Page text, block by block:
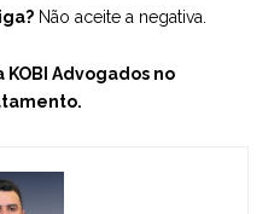
Não aceite a negativa.
Advogados no